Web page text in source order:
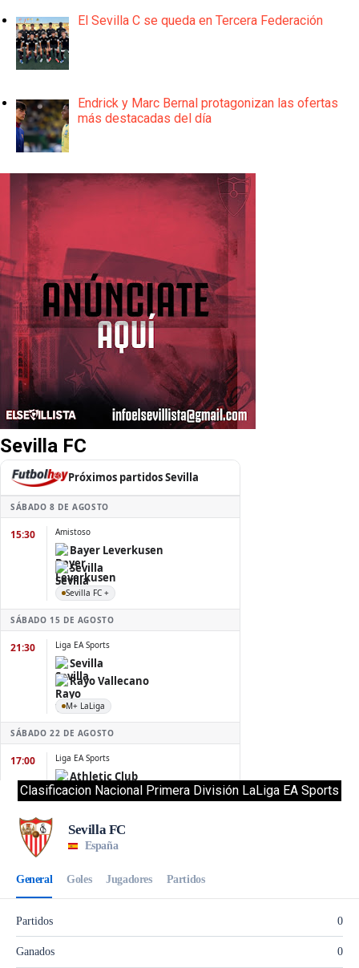
El Sevilla C se queda en Tercera Federación
Endrick y Marc Bernal protagonizan las ofertas
más destacadas del día
Sevilla FC
Clasificacion Nacional Primera División LaLiga EA Sports